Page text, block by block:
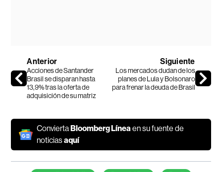
Anterior
Acciones de Santander
Brasil se disparan hasta
13,9% tras la oferta de
adquisición de su matriz
Siguiente
Los mercados dudan de los
planes de Lula y Bolsonaro
para frenar la deuda de Brasil
ConviertaBloomberg Líneaen su fuente de
noticiasaquí